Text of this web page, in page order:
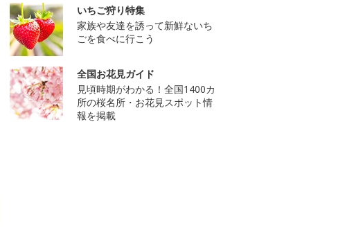
いちご狩り特集
家族や友達を誘って新鮮ないち
ごを食べに行こう
全国お花見ガイド
見頃時期がわかる！全国1400カ
所の桜名所・お花見スポット情
報を掲載